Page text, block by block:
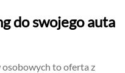
do swojego auta
to oferta z